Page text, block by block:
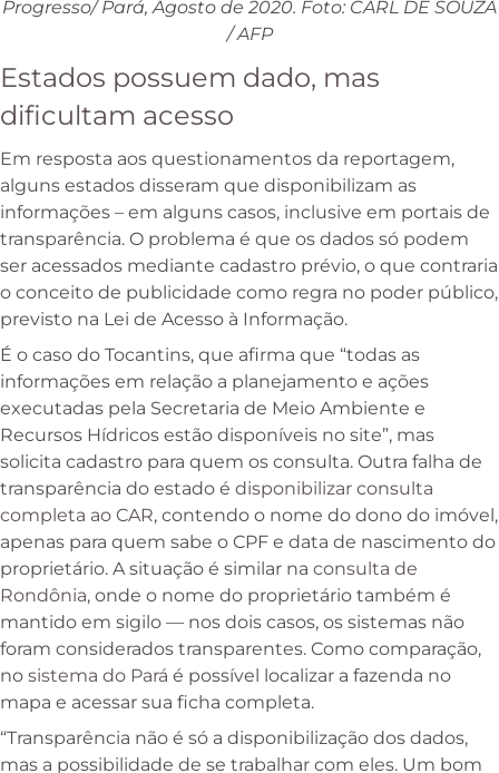
Progresso/ Pará, Agosto de 2020. Foto: CARL DE SOUZA
/ AFP
Estados possuem dado, mas
dificultam acesso
Em resposta aos questionamentos da reportagem,
alguns estados disseram que disponibilizam as
informações – em alguns casos, inclusive em portais de
transparência. O problema é que os dados só podem
ser acessados mediante cadastro prévio, o que contraria
o conceito de publicidade como regra no poder público,
previsto na Lei de Acesso à Informação.
É o caso do Tocantins, que afirma que “todas as
informações em relação a planejamento e ações
executadas pela Secretaria de Meio Ambiente e
Recursos Hídricos estão disponíveis no site”, mas
solicita cadastro para quem os consulta. Outra falha de
transparência do estado é disponibilizar consulta
completa ao CAR, contendo o nome do dono do imóvel,
apenas para quem sabe o CPF e data de nascimento do
proprietário. A situação é similar na consulta de
Rondônia, onde o nome do proprietário também é
mantido em sigilo — nos dois casos, os sistemas não
foram considerados transparentes. Como comparação,
no sistema do Pará é possível localizar a fazenda no
mapa e acessar sua ficha completa.
“Transparência não é só a disponibilização dos dados,
mas a possibilidade de se trabalhar com eles. Um bom